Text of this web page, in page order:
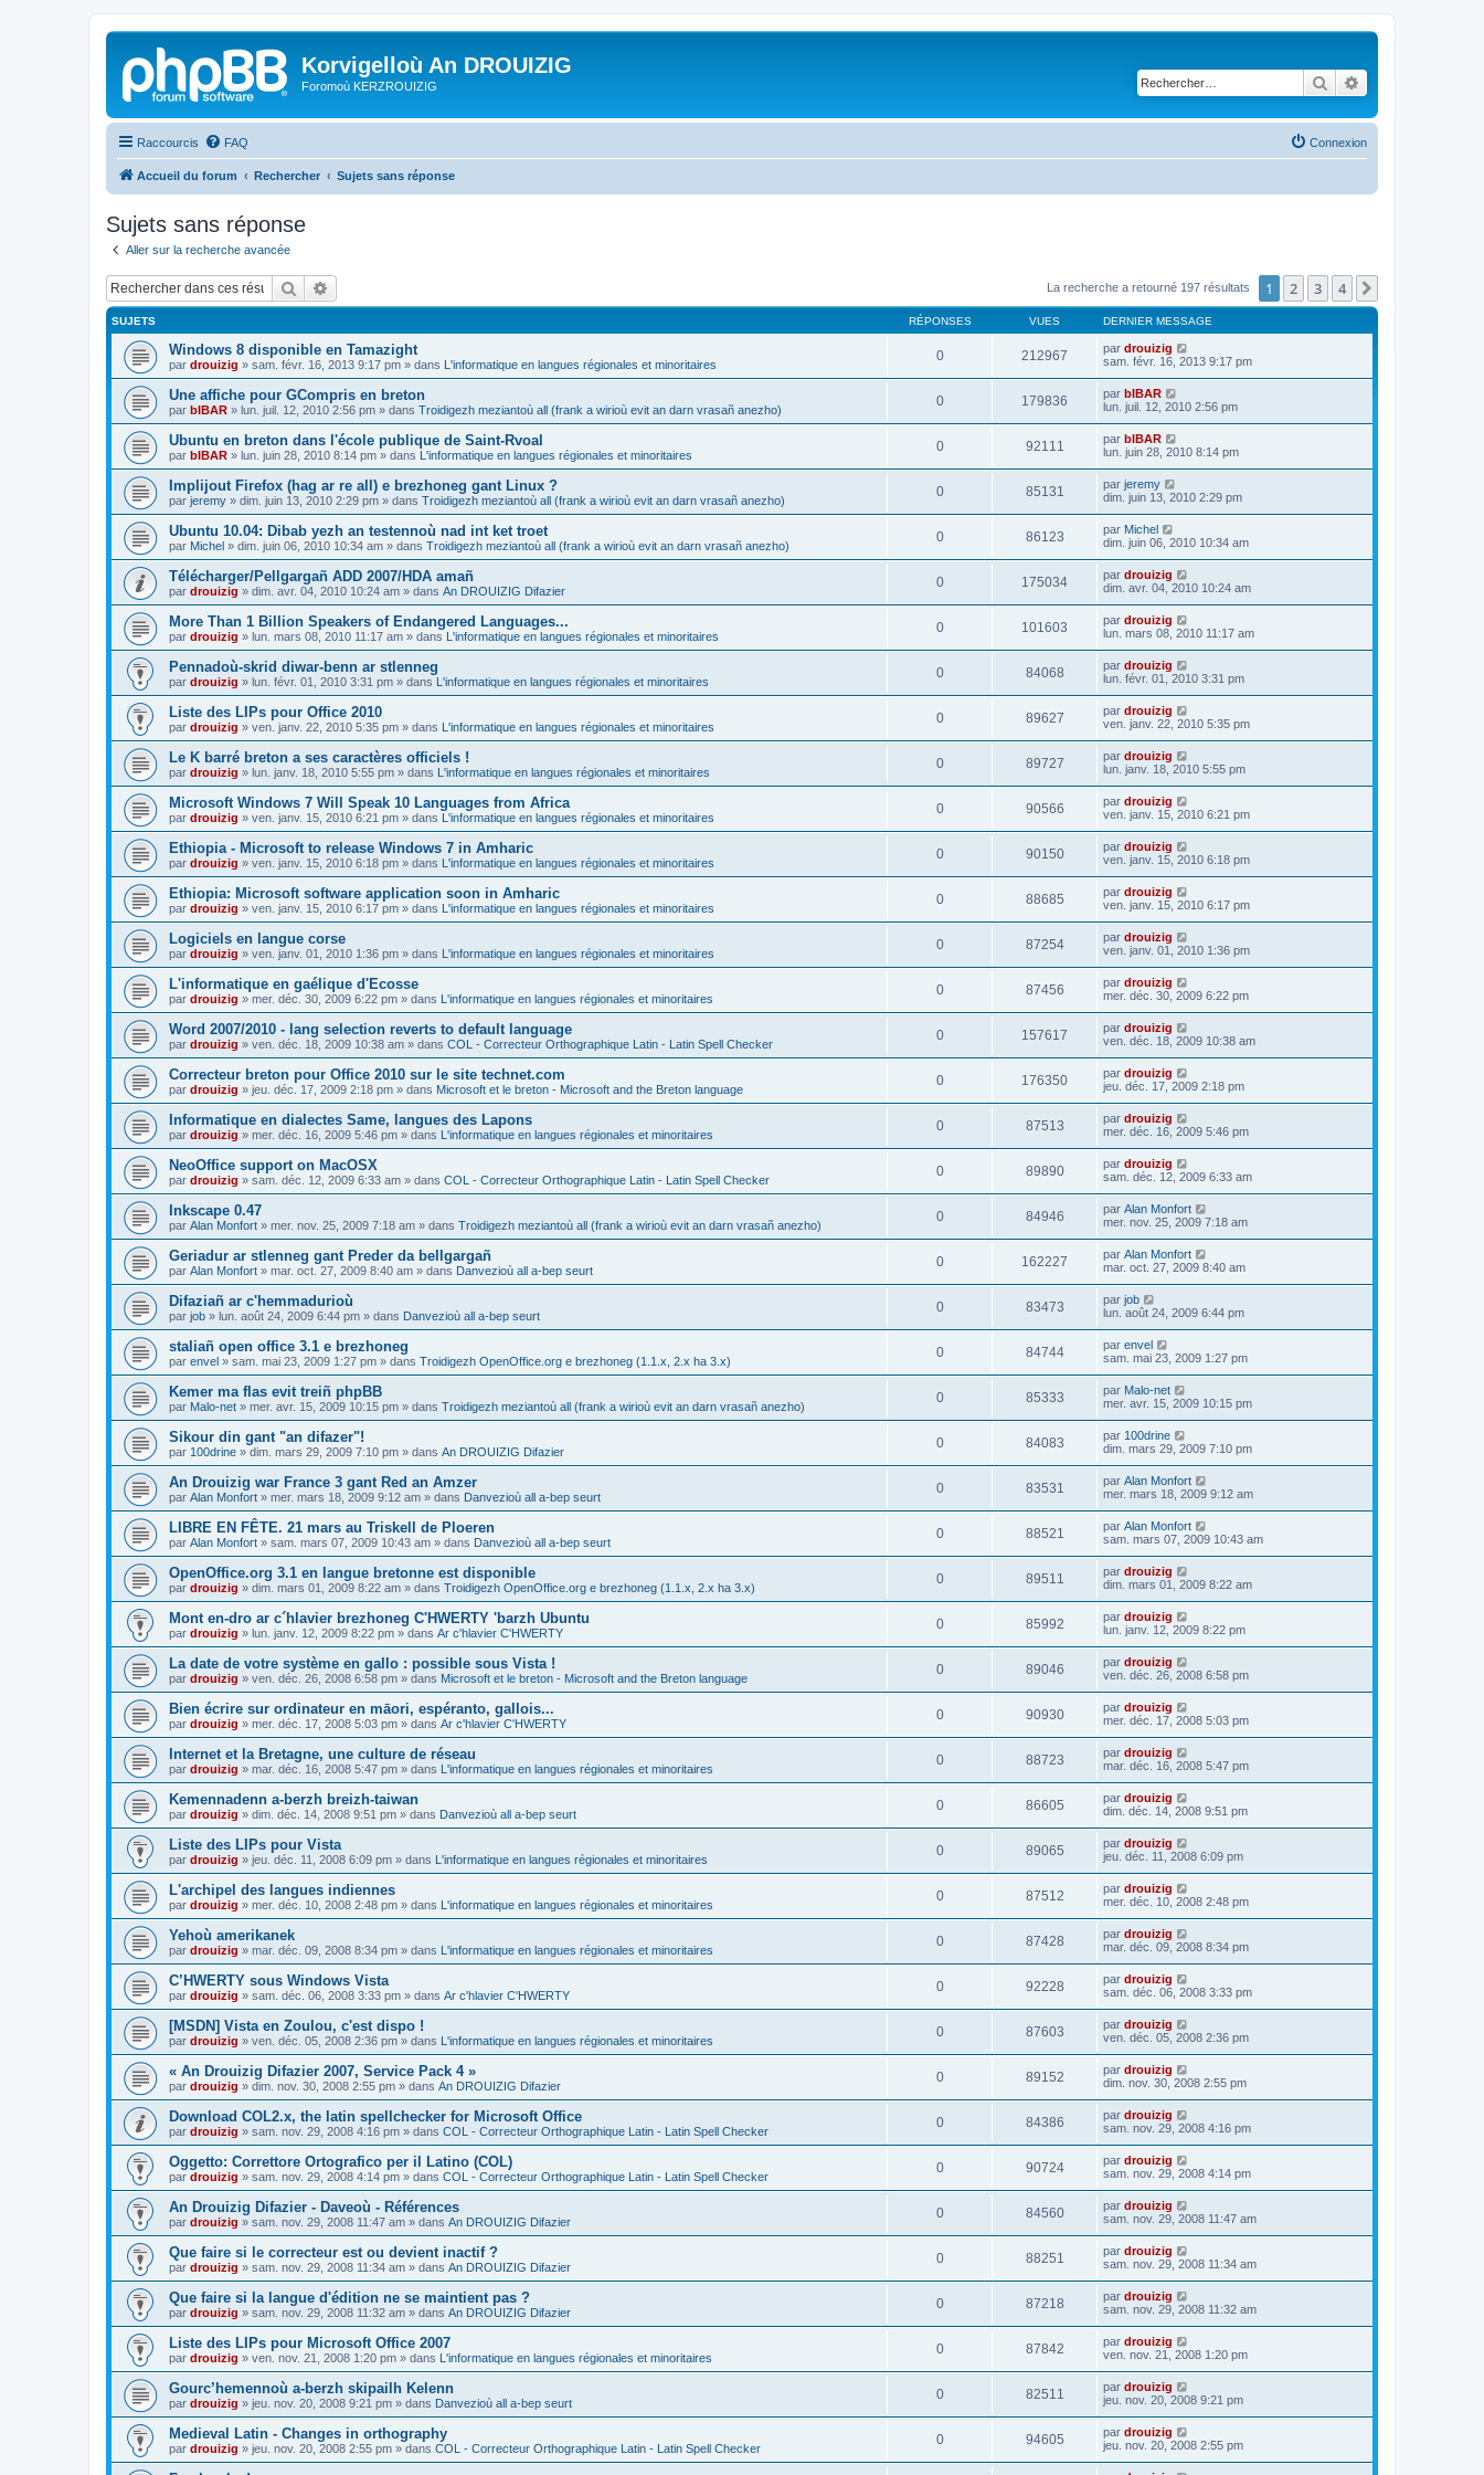
Korvigelloù An DROUIZIG
Foromoù KERZROUIZIG Rechercher
Raccourcis FAQ Connexion
Accueil du forum Rechercher Sujets sans réponse
Sujets sans réponse
Aller sur la recherche avancée
Rechercher La recherche a retourné 197 résultats 1 2 3 4
SUJETS RÉPONSES VUES DERNIER MESSAGE
Windows 8 disponible en Tamazight
par drouizig » sam. févr. 16, 2013 9:17 pm » dans L'informatique en langues régionales et minoritaires
0 212967 par drouizig
sam. févr. 16, 2013 9:17 pm
Une affiche pour GCompris en breton
par bIBAR » lun. juil. 12, 2010 2:56 pm » dans Troidigezh meziantoù all (frank a wirioù evit an darn vrasañ anezho)
0 179836 par bIBAR
lun. juil. 12, 2010 2:56 pm
Ubuntu en breton dans l'école publique de Saint-Rvoal
par bIBAR » lun. juin 28, 2010 8:14 pm » dans L'informatique en langues régionales et minoritaires
0 92111 par bIBAR
lun. juin 28, 2010 8:14 pm
Implijout Firefox (hag ar re all) e brezhoneg gant Linux ?
par jeremy » dim. juin 13, 2010 2:29 pm » dans Troidigezh meziantoù all (frank a wirioù evit an darn vrasañ anezho)
0 85131 par jeremy
dim. juin 13, 2010 2:29 pm
Ubuntu 10.04: Dibab yezh an testennoù nad int ket troet
par Michel » dim. juin 06, 2010 10:34 am » dans Troidigezh meziantoù all (frank a wirioù evit an darn vrasañ anezho)
0 86123 par Michel
dim. juin 06, 2010 10:34 am
Télécharger/Pellgargañ ADD 2007/HDA amañ
par drouizig » dim. avr. 04, 2010 10:24 am » dans An DROUIZIG Difazier
0 175034 par drouizig
dim. avr. 04, 2010 10:24 am
More Than 1 Billion Speakers of Endangered Languages...
par drouizig » lun. mars 08, 2010 11:17 am » dans L'informatique en langues régionales et minoritaires
0 101603 par drouizig
lun. mars 08, 2010 11:17 am
Pennadoù-skrid diwar-benn ar stlenneg
par drouizig » lun. févr. 01, 2010 3:31 pm » dans L'informatique en langues régionales et minoritaires
0 84068 par drouizig
lun. févr. 01, 2010 3:31 pm
Liste des LIPs pour Office 2010
par drouizig » ven. janv. 22, 2010 5:35 pm » dans L'informatique en langues régionales et minoritaires
0 89627 par drouizig
ven. janv. 22, 2010 5:35 pm
Le K barré breton a ses caractères officiels !
par drouizig » lun. janv. 18, 2010 5:55 pm » dans L'informatique en langues régionales et minoritaires
0 89727 par drouizig
lun. janv. 18, 2010 5:55 pm
Microsoft Windows 7 Will Speak 10 Languages from Africa
par drouizig » ven. janv. 15, 2010 6:21 pm » dans L'informatique en langues régionales et minoritaires
0 90566 par drouizig
ven. janv. 15, 2010 6:21 pm
Ethiopia - Microsoft to release Windows 7 in Amharic
par drouizig » ven. janv. 15, 2010 6:18 pm » dans L'informatique en langues régionales et minoritaires
0 90150 par drouizig
ven. janv. 15, 2010 6:18 pm
Ethiopia: Microsoft software application soon in Amharic
par drouizig » ven. janv. 15, 2010 6:17 pm » dans L'informatique en langues régionales et minoritaires
0 88685 par drouizig
ven. janv. 15, 2010 6:17 pm
Logiciels en langue corse
par drouizig » ven. janv. 01, 2010 1:36 pm » dans L'informatique en langues régionales et minoritaires
0 87254 par drouizig
ven. janv. 01, 2010 1:36 pm
L'informatique en gaélique d'Ecosse
par drouizig » mer. déc. 30, 2009 6:22 pm » dans L'informatique en langues régionales et minoritaires
0 87456 par drouizig
mer. déc. 30, 2009 6:22 pm
Word 2007/2010 - lang selection reverts to default language
par drouizig » ven. déc. 18, 2009 10:38 am » dans COL - Correcteur Orthographique Latin - Latin Spell Checker
0 157617 par drouizig
ven. déc. 18, 2009 10:38 am
Correcteur breton pour Office 2010 sur le site technet.com
par drouizig » jeu. déc. 17, 2009 2:18 pm » dans Microsoft et le breton - Microsoft and the Breton language
0 176350 par drouizig
jeu. déc. 17, 2009 2:18 pm
Informatique en dialectes Same, langues des Lapons
par drouizig » mer. déc. 16, 2009 5:46 pm » dans L'informatique en langues régionales et minoritaires
0 87513 par drouizig
mer. déc. 16, 2009 5:46 pm
NeoOffice support on MacOSX
par drouizig » sam. déc. 12, 2009 6:33 am » dans COL - Correcteur Orthographique Latin - Latin Spell Checker
0 89890 par drouizig
sam. déc. 12, 2009 6:33 am
Inkscape 0.47
par Alan Monfort » mer. nov. 25, 2009 7:18 am » dans Troidigezh meziantoù all (frank a wirioù evit an darn vrasañ anezho)
0 84946 par Alan Monfort
mer. nov. 25, 2009 7:18 am
Geriadur ar stlenneg gant Preder da bellgargañ
par Alan Monfort » mar. oct. 27, 2009 8:40 am » dans Danvezioù all a-bep seurt
0 162227 par Alan Monfort
mar. oct. 27, 2009 8:40 am
Difaziañ ar c'hemmadurioù
par job » lun. août 24, 2009 6:44 pm » dans Danvezioù all a-bep seurt
0 83473 par job
lun. août 24, 2009 6:44 pm
staliañ open office 3.1 e brezhoneg
par envel » sam. mai 23, 2009 1:27 pm » dans Troidigezh OpenOffice.org e brezhoneg (1.1.x, 2.x ha 3.x)
0 84744 par envel
sam. mai 23, 2009 1:27 pm
Kemer ma flas evit treiñ phpBB
par Malo-net » mer. avr. 15, 2009 10:15 pm » dans Troidigezh meziantoù all (frank a wirioù evit an darn vrasañ anezho)
0 85333 par Malo-net
mer. avr. 15, 2009 10:15 pm
Sikour din gant "an difazer"!
par 100drine » dim. mars 29, 2009 7:10 pm » dans An DROUIZIG Difazier
0 84083 par 100drine
dim. mars 29, 2009 7:10 pm
An Drouizig war France 3 gant Red an Amzer
par Alan Monfort » mer. mars 18, 2009 9:12 am » dans Danvezioù all a-bep seurt
0 83531 par Alan Monfort
mer. mars 18, 2009 9:12 am
LIBRE EN FÊTE. 21 mars au Triskell de Ploeren
par Alan Monfort » sam. mars 07, 2009 10:43 am » dans Danvezioù all a-bep seurt
0 88521 par Alan Monfort
sam. mars 07, 2009 10:43 am
OpenOffice.org 3.1 en langue bretonne est disponible
par drouizig » dim. mars 01, 2009 8:22 am » dans Troidigezh OpenOffice.org e brezhoneg (1.1.x, 2.x ha 3.x)
0 89511 par drouizig
dim. mars 01, 2009 8:22 am
Mont en-dro ar c´hlavier brezhoneg C'HWERTY 'barzh Ubuntu
par drouizig » lun. janv. 12, 2009 8:22 pm » dans Ar c'hlavier C'HWERTY
0 85992 par drouizig
lun. janv. 12, 2009 8:22 pm
La date de votre système en gallo : possible sous Vista !
par drouizig » ven. déc. 26, 2008 6:58 pm » dans Microsoft et le breton - Microsoft and the Breton language
0 89046 par drouizig
ven. déc. 26, 2008 6:58 pm
Bien écrire sur ordinateur en māori, espéranto, gallois...
par drouizig » mer. déc. 17, 2008 5:03 pm » dans Ar c'hlavier C'HWERTY
0 90930 par drouizig
mer. déc. 17, 2008 5:03 pm
Internet et la Bretagne, une culture de réseau
par drouizig » mar. déc. 16, 2008 5:47 pm » dans L'informatique en langues régionales et minoritaires
0 88723 par drouizig
mar. déc. 16, 2008 5:47 pm
Kemennadenn a-berzh breizh-taiwan
par drouizig » dim. déc. 14, 2008 9:51 pm » dans Danvezioù all a-bep seurt
0 86605 par drouizig
dim. déc. 14, 2008 9:51 pm
Liste des LIPs pour Vista
par drouizig » jeu. déc. 11, 2008 6:09 pm » dans L'informatique en langues régionales et minoritaires
0 89065 par drouizig
jeu. déc. 11, 2008 6:09 pm
L'archipel des langues indiennes
par drouizig » mer. déc. 10, 2008 2:48 pm » dans L'informatique en langues régionales et minoritaires
0 87512 par drouizig
mer. déc. 10, 2008 2:48 pm
Yehoù amerikanek
par drouizig » mar. déc. 09, 2008 8:34 pm » dans L'informatique en langues régionales et minoritaires
0 87428 par drouizig
mar. déc. 09, 2008 8:34 pm
C’HWERTY sous Windows Vista
par drouizig » sam. déc. 06, 2008 3:33 pm » dans Ar c'hlavier C'HWERTY
0 92228 par drouizig
sam. déc. 06, 2008 3:33 pm
[MSDN] Vista en Zoulou, c'est dispo !
par drouizig » ven. déc. 05, 2008 2:36 pm » dans L'informatique en langues régionales et minoritaires
0 87603 par drouizig
ven. déc. 05, 2008 2:36 pm
« An Drouizig Difazier 2007, Service Pack 4 »
par drouizig » dim. nov. 30, 2008 2:55 pm » dans An DROUIZIG Difazier
0 89152 par drouizig
dim. nov. 30, 2008 2:55 pm
Download COL2.x, the latin spellchecker for Microsoft Office
par drouizig » sam. nov. 29, 2008 4:16 pm » dans COL - Correcteur Orthographique Latin - Latin Spell Checker
0 84386 par drouizig
sam. nov. 29, 2008 4:16 pm
Oggetto: Correttore Ortografico per il Latino (COL)
par drouizig » sam. nov. 29, 2008 4:14 pm » dans COL - Correcteur Orthographique Latin - Latin Spell Checker
0 90724 par drouizig
sam. nov. 29, 2008 4:14 pm
An Drouizig Difazier - Daveoù - Références
par drouizig » sam. nov. 29, 2008 11:47 am » dans An DROUIZIG Difazier
0 84560 par drouizig
sam. nov. 29, 2008 11:47 am
Que faire si le correcteur est ou devient inactif ?
par drouizig » sam. nov. 29, 2008 11:34 am » dans An DROUIZIG Difazier
0 88251 par drouizig
sam. nov. 29, 2008 11:34 am
Que faire si la langue d'édition ne se maintient pas ?
par drouizig » sam. nov. 29, 2008 11:32 am » dans An DROUIZIG Difazier
0 87218 par drouizig
sam. nov. 29, 2008 11:32 am
Liste des LIPs pour Microsoft Office 2007
par drouizig » ven. nov. 21, 2008 1:20 pm » dans L'informatique en langues régionales et minoritaires
0 87842 par drouizig
ven. nov. 21, 2008 1:20 pm
Gourc’hemennoù a-berzh skipailh Kelenn
par drouizig » jeu. nov. 20, 2008 9:21 pm » dans Danvezioù all a-bep seurt
0 82511 par drouizig
jeu. nov. 20, 2008 9:21 pm
Medieval Latin - Changes in orthography
par drouizig » jeu. nov. 20, 2008 2:55 pm » dans COL - Correcteur Orthographique Latin - Latin Spell Checker
0 94605 par drouizig
jeu. nov. 20, 2008 2:55 pm